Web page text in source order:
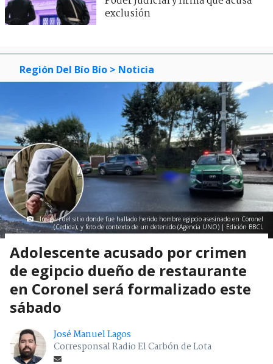
exclusión
Región Del Bío Bío > Noticia
Imagen del sitio donde fue hallado herido hombre egipcio asesinado en Coronel
(Cedida); y foto de contexto de un detenido (Agencia UNO) | Edición BBCL
Adolescente acusado por crimen
de egipcio dueño de restaurante
en Coronel será formalizado este
sábado
José Manuel Lagos
Corresponsal Radio El Carbón de Lota